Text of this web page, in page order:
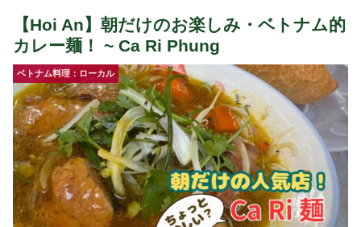
【Hoi An】朝だけのお楽しみ・ベトナム的
カレー麺！ ~ Ca Ri Phung
ベトナム料理：ローカル